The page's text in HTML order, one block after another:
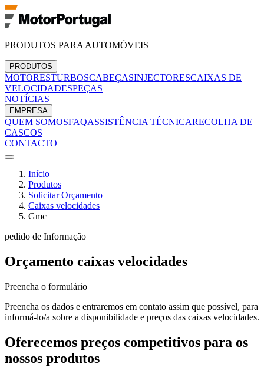
PRODUTOS PARA AUTOMÓVEIS
PRODUTOS
MOTORESTURBOSCABEÇASINJECTORESCAIXAS DE
VELOCIDADESPEÇAS
NOTÍCIAS
EMPRESA
QUEM SOMOSFAQASSISTÊNCIA TÉCNICARECOLHA DE
CASCOS
CONTACTO
Início
Produtos
Solicitar Orçamento
Caixas velocidades
Gmc
pedido de Informação
Orçamento caixas velocidades
Preencha o formulário
Preencha os dados e entraremos em contato assim que possível, para
informá-lo/a sobre a disponibilidade e preços das caixas velocidades.
Oferecemos preços competitivos para os
nossos produtos